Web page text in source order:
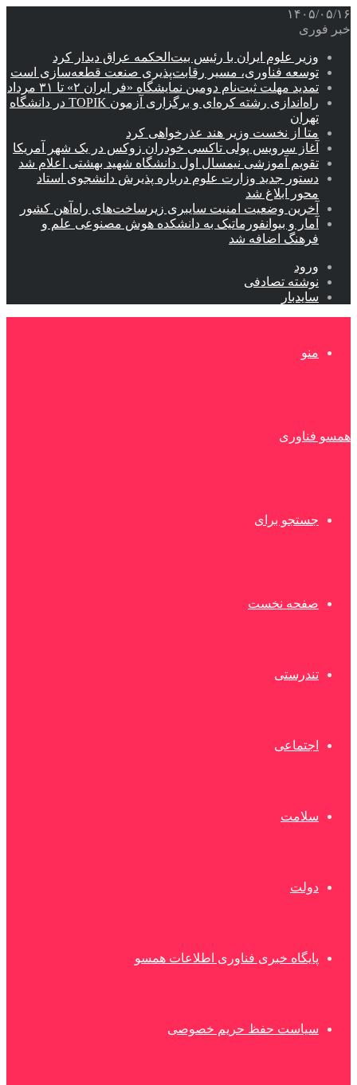
۱۴۰۵/۰۵/۱۶
خبر فوری
وزیر علوم ایران با رئیس بیت‌الحکمه عراق دیدار کرد
توسعه فناوری، مسیر رقابت‌پذیری صنعت قطعه‌سازی است
تمدید مهلت ثبت‌نام دومین نمایشگاه «فر ایران ۲» تا ۳۱ مرداد
راه‌اندازی رشته کره‌ای و برگزاری آزمون TOPIK در دانشگاه
تهران
متا از نخست وزیر هند عذرخواهی کرد
آغاز سرویس پولی تاکسی خودران زوکس در یک شهر آمریکا
تقویم آموزشی نیمسال اول دانشگاه شهید بهشتی اعلام شد
دستور جدید وزارت علوم درباره پذیرش دانشجوی استاد
محور ابلاغ شد
آخرین وضعیت امنیت سایبری زیرساخت‌های راه‌آهن کشور
آمار و بیوانفورماتیک به دانشکده هوش مصنوعی علم و
فرهنگ اضافه شد
ورود
نوشته تصادفی
سایدبار
منو
همسو فناوری
جستجو برای
صفحه نخست
تندرستی
اجتماعی
سلامت
دولت
پایگاه خبری فناوری اطلاعات همسو
سیاست حفظ حریم خصوصی